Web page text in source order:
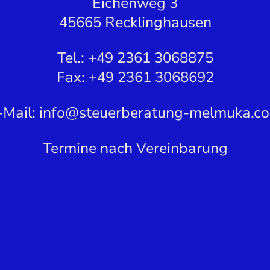
45665 Recklinghausen
Tel.: +49 2361 3068875
Fax: +49 2361 3068692
info@steuerberatung-
Termine nach Vereinbarung